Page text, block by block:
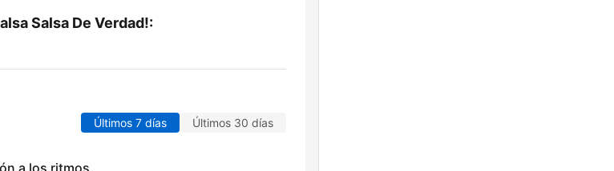
Salsa De Verdad!:
Últimos 7 días Últimos 30 días
a los ritmos